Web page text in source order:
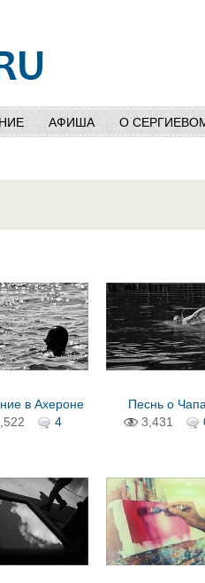
АФИША О
в Ахероне
4
Песнь о
3,431